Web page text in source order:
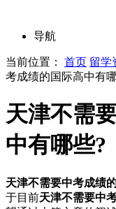
导航
当前位置： 首页 留学
考成绩的国际高中有
天津不需
中有哪些?
天津不需要中考成绩
于目前天津不需要中